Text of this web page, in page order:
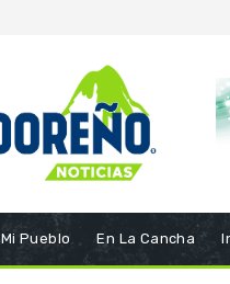
Mi Pueblo En La Cancha